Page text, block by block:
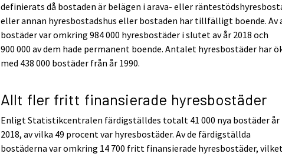
definierats då bostaden är belägen i arava- eller
eller annan hyresbostadshus eller bostaden har tillfälligt boende. Av
bostäder var omkring 984 000 hyresbostäder i slutet av år 2018 och
900 000 av dem hade permanent boende. Antalet hyresbostäder har
med 438 000 bostäder från år 1990.
Allt fler fritt finansierade hyresbostäder
Enligt Statistikcentralen färdigställdes totalt 41 000 nya bostäder år
2018, av vilka 49 procent var hyresbostäder. Av de färdigställda
bostäderna var omkring 14 700 fritt finansierade hyresbostäder,